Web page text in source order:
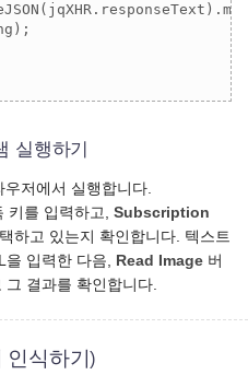
실행하기
저에서 실행합니다.
키를 입력하고, Subscription
하고 있는지 확인합니다. 텍스트
입력한 다음, Read Image 버
결과를 확인합니다.
인식하기)